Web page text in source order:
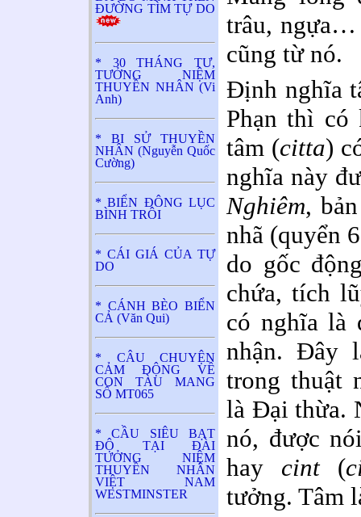
ĐƯỜNG TÌM TỰ DO
* 30 THÁNG TƯ,
TƯỞNG NIỆM
THUYỀN NHÂN (Vi
Anh)
* BI SỬ THUYỀN
NHÂN (Nguyễn Quốc
Cường)
* BIỂN ĐÔNG LỤC
BÌNH TRÔI
* CÁI GIÁ CỦA TỰ
DO
* CÁNH BÈO BIỂN
CẢ (Văn Qui)
* CÂU CHUYỆN
CẢM ĐỘNG VỀ
CON TÀU MANG
SỐ MT065
* CẦU SIÊU BẠT
ĐỘ TẠI ĐÀI
TƯỞNG NIỆM
THUYỀN NHÂN
VIỆT NAM
WESTMINSTER
trâu, ngựa…
cũng từ nó.
Định nghĩa
Phạn thì có
tâm (citta)
nghĩa này
Nghiêm,
nhã (quyển
do gốc
chứa, tích
có nghĩa là
nhận. Đây
trong thuật
là Đại thừa.
nó, được
hay cint(
tưởng. Tâm